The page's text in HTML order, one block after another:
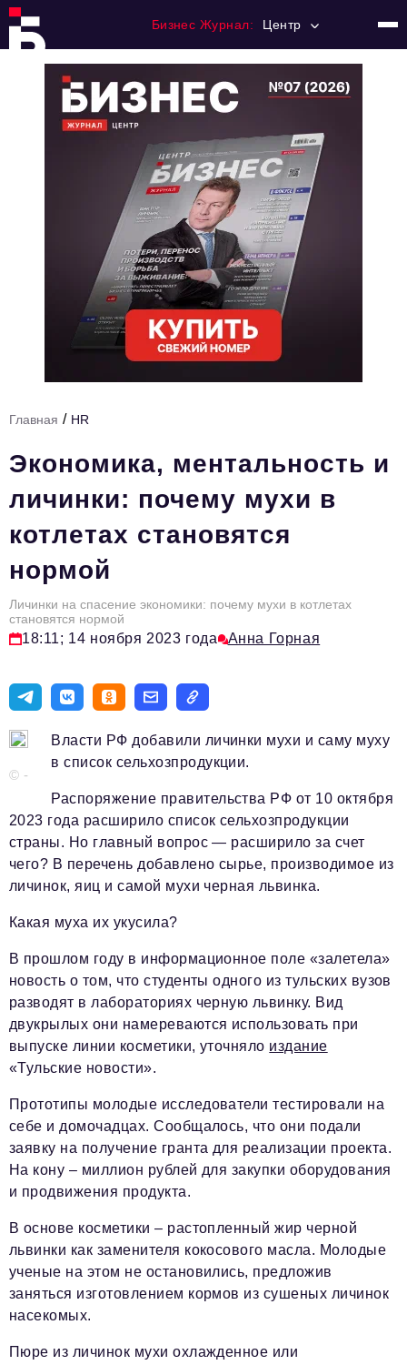
Бизнес Журнал: Центр
Регулирование
Премия "Тульский Бизнес"
История тульского предпринимательства
Тема номера
HR
Персона номера
Инфраструктура развития
Технологии и тренды
Туризм
Мероприятия
Авторские материалы
Видео
Телефон редакции:+7 495 727-01-67
Электронные почты редакции:
Информационный отдел
Отдел рекламы
podpiska@business-magazine.online
partner@business-magazine.online
Главная / HR
Экономика, ментальность и
личинки: почему мухи в
котлетах становятся
нормой
Личинки на спасение экономики: почему мухи в котлетах
становятся нормой
18:11; 14 ноября 2023 года Анна Горная
© -
Власти РФ добавили личинки мухи и саму муху
в список сельхозпродукции.
Распоряжение правительства РФ от 10 октября
2023 года расширило список сельхозпродукции
страны. Но главный вопрос — расширило за счет
чего? В перечень добавлено сырье, производимое из
личинок, яиц и самой мухи черная львинка.
Какая муха их укусила?
В прошлом году в информационное поле «залетела»
новость о том, что студенты одного из тульских вузов
разводят в лабораториях черную львинку. Вид
двукрылых они намереваются использовать при
выпуске линии косметики, уточняло издание
«Тульские новости».
Прототипы молодые исследователи тестировали на
себе и домочадцах. Сообщалось, что они подали
заявку на получение гранта для реализации проекта.
На кону – миллион рублей для закупки оборудования
и продвижения продукта.
В основе косметики – растопленный жир черной
львинки как заменителя кокосового масла. Молодые
ученые на этом не остановились, предложив
заняться изготовлением кормов из сушеных личинок
насекомых.
Пюре из личинок мухи охлажденное или